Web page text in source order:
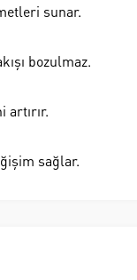
sunar.
bozulmaz.
sağlar.